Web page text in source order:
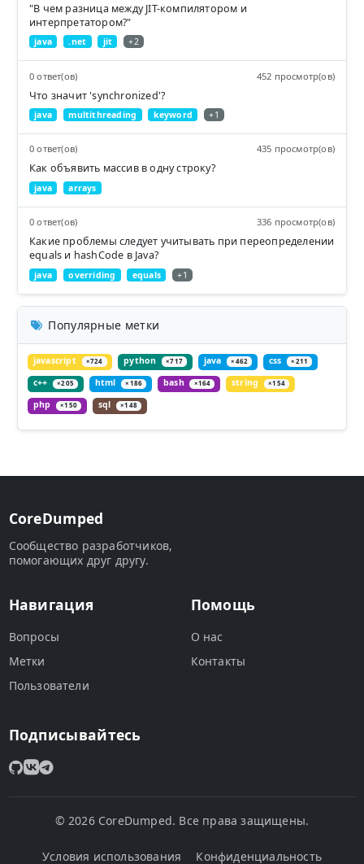
"В чем разница между JIT-компилятором и
интерпретатором?"
java .net jit +2
0 ответ(ов) 452 просмотр(ов)
Что значит 'synchronized'?
java multithreading keyword +1
0 ответ(ов) 435 просмотр(ов)
Как объявить массив в одну строку?
java arrays
0 ответ(ов) 336 просмотр(ов)
Какие проблемы следует учитывать при переопределении
equals и hashCode в Java?
java overriding equals +1
Популярные метки
javascript ×724 python ×717 java ×462 css ×211
c++ ×205 html ×186 bash ×164 string ×154
php ×150 sql ×148
CoreDumped
Сообщество разработчиков,
помогающих друг другу.
Навигация
Вопросы
Метки
Пользователи
Помощь
О нас
Контакты
Подписывайтесь
© 2026 CoreDumped. Все права защищены.
Условия использования Конфиденциальность